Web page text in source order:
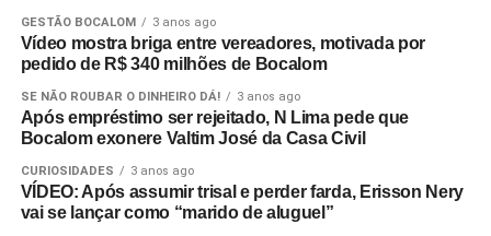
GESTÃO BOCALOM 3 anos ago
Vídeo mostra briga entre vereadores, motivada por
pedido de R$ 340 milhões de Bocalom
SE NÃO ROUBAR O DINHEIRO DÁ! 3 anos ago
Após empréstimo ser rejeitado, N Lima pede que
Bocalom exonere Valtim José da Casa Civil
CURIOSIDADES 3 anos ago
VÍDEO: Após assumir trisal e perder farda, Erisson Nery
vai se lançar como “marido de aluguel”